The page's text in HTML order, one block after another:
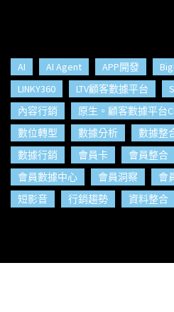
AI AI Agent APP開發
LINKY360
LTV顧客數據平台
內容行銷
原生。顧客數據平台
數位轉型
數據分析 數據整
數據行銷
會員卡 會員整合
會員數據中心
會員洞察 會
短影音
行銷趨勢 資料整合